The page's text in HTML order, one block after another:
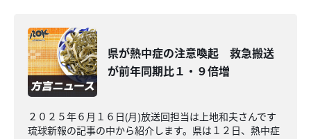
県が熱中症の注意喚起 救急搬送
が前年同期比１・９倍増
２０２５年６月１６日(月)放送回担当は上地和夫さんです
琉球新報の記事の中から紹介します。県は１２日、熱中症